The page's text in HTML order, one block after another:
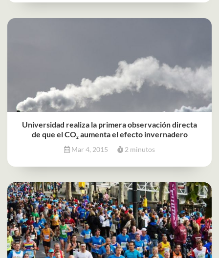
Universidad realiza la primera observación directa
de que el CO₂ aumenta el efecto invernadero
Mar 4, 2015 2 minutos